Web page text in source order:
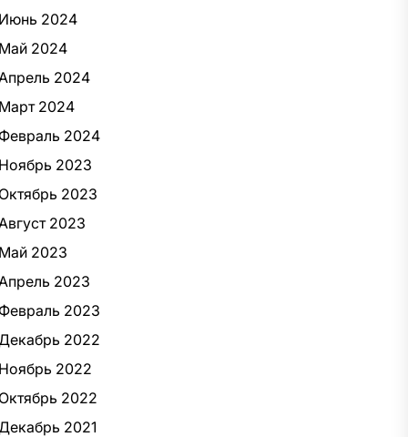
Июнь 2024
Май 2024
2024
Март 2024
Февраль 2024
Ноябрь 2023
Октябрь 2023
2023
Май 2023
2023
Февраль 2023
2022
Ноябрь 2022
Октябрь 2022
2021